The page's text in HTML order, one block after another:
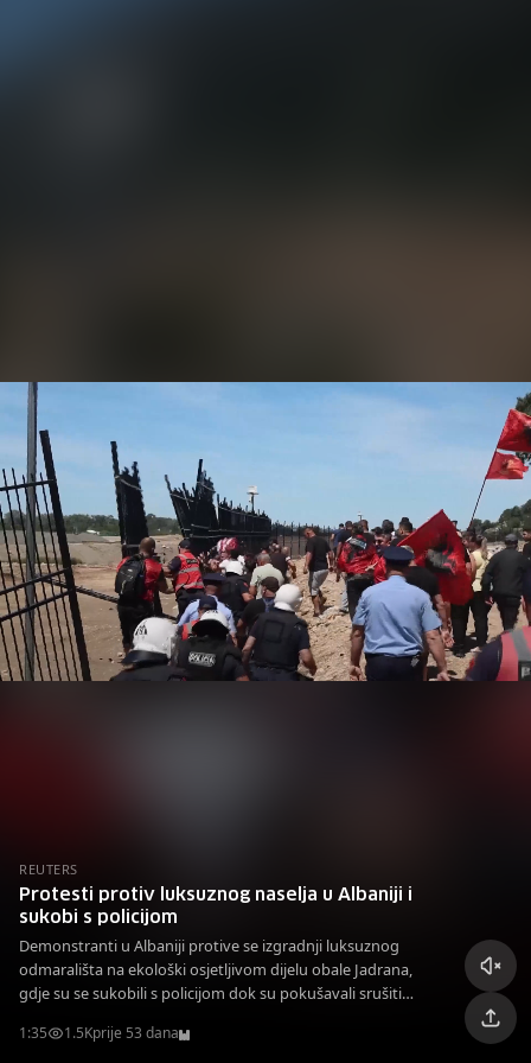
REUTERS
Protesti protiv luksuznog naselja u Albaniji i
sukobi s policijom
Demonstranti u Albaniji protive se izgradnji luksuznog
odmarališta na ekološki osjetljivom dijelu obale Jadrana,
gdje su se sukobili s policijom dok su pokušavali srušiti
1:35 1.5Kprije 53 dana